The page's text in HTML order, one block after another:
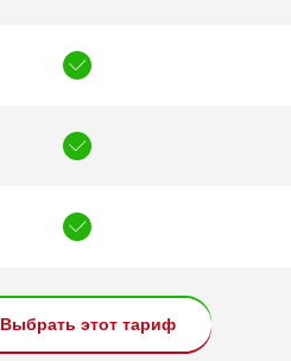
Выбрать этот тариф